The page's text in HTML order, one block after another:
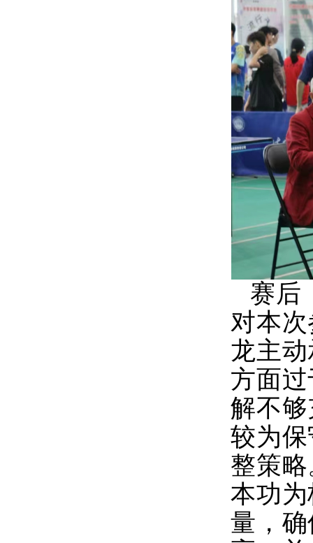
赛后
对本
龙主
方面
解不
较为
整策
本功
量，